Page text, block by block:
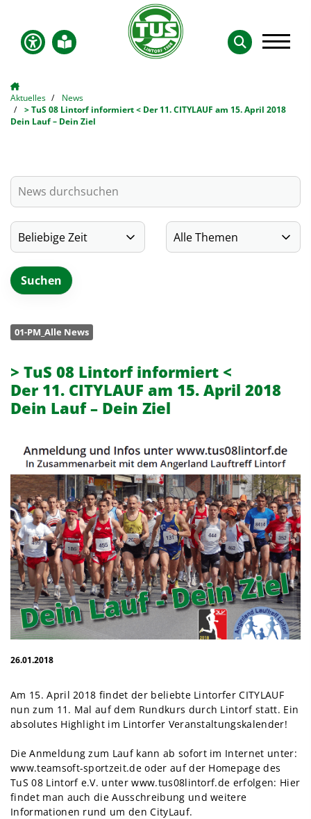
Aktuelles
News
> TuS 08 Lintorf informiert < Der 11. CITYLAUF am 15. April 2018
Dein Lauf – Dein Ziel
01-PM_Alle News
> TuS 08 Lintorf informiert <
Der 11. CITYLAUF am 15. April 2018
Dein Lauf – Dein Ziel
26.01.2018
Am 15. April 2018 findet der beliebte Lintorfer CITYLAUF
nun zum 11. Mal auf dem Rundkurs durch Lintorf statt. Ein
absolutes Highlight im Lintorfer Veranstaltungskalender!
Die Anmeldung zum Lauf kann ab sofort im Internet unter:
www.teamsoft-sportzeit.de oder auf der Homepage des
TuS 08 Lintorf e.V. unterwww.tus08lintorf.de erfolgen: Hier
findet man auch die Ausschreibung und weitere
Informationen rund um den CityLauf.